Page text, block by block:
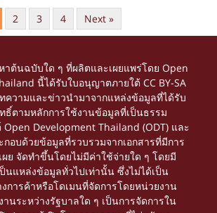
2 3 4 Next »
าต้นฉบับใด ๆ ที่ผลิตและเผยแพร่โดย Open
นี้ได้รับใบอนุญาตภายใต้CC BY-SA
ความและข่าวนำมาจากแหล่งข้อมูลที่ได้รับ
ธิ์ตามหลักการใช้งานข้อมูลที่เป็นธรรม
Open Development Thailand (ODT) และ
อบด้วยข้อมูลที่รวบรวมจากเอกสารที่มีการ
ผย จัดทำขึ้นโดยไม่มีค่าใช้จ่ายใด ๆ โดยมี
นแหล่งข้อมูลทั่วไปเท่านั้น ซึ่งไม่ได้เป็น
การค้าหรือโดเมนที่จัดการโดยหน่วยงาน
นระหว่างรัฐบาลใด ๆ เป็นการจัดการใน